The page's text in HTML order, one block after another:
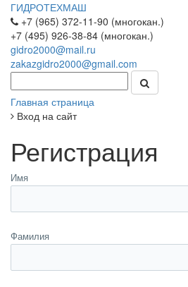
ГИДРОТЕХМАШ
+7 (965) 372-11-90 (многокан.)
+7 (495) 926-38-84 (многокан.)
gidro2000@mail.ru
zakazgidro2000@gmail.com
Главная страница
Вход на сайт
Регистрация
Имя
Фамилия